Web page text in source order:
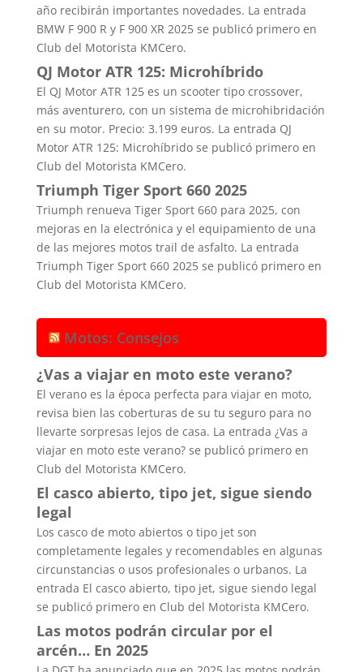
año recibirán importantes novedades. La entrada
BMW F 900 R y F 900 XR 2025 se publicó primero en
Club del Motorista KMCero.
QJ Motor ATR 125: Microhíbrido
El QJ Motor ATR 125 es un scooter tipo crossover,
más aventurero, con un sistema de microhibridación
en su motor. Precio: 3.199 euros. La entrada QJ
Motor ATR 125: Microhíbrido se publicó primero en
Club del Motorista KMCero.
Triumph Tiger Sport 660 2025
Triumph renueva Tiger Sport 660 para 2025, con
mejoras en la electrónica y el equipamiento de una
de las mejores motos trail de asfalto. La entrada
Triumph Tiger Sport 660 2025 se publicó primero en
Club del Motorista KMCero.
Motos: Consejos
¿Vas a viajar en moto este verano?
El verano es la época perfecta para viajar en moto,
revisa bien las coberturas de su tu seguro para no
llevarte sorpresas lejos de casa. La entrada ¿Vas a
viajar en moto este verano? se publicó primero en
Club del Motorista KMCero.
El casco abierto, tipo jet, sigue siendo
legal
Los casco de moto abiertos o tipo jet son
completamente legales y recomendables en algunas
circunstancias o usos profesionales o urbanos. La
entrada El casco abierto, tipo jet, sigue siendo legal
se publicó primero en Club del Motorista KMCero.
Las motos podrán circular por el
arcén… En 2025